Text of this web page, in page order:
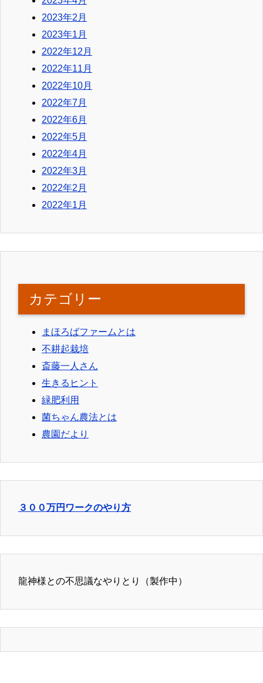
2023年2月
2023年1月
2022年12月
2022年11月
2022年10月
2022年7月
2022年6月
2022年5月
2022年4月
2022年3月
2022年2月
2022年1月
カテゴリー
まほろばファームとは
不耕起栽培
斎藤一人さん
生きるヒント
緑肥利用
菌ちゃん農法とは
農園だより
３００万円ワークのやり方
龍神様との不思議なやりとり（製作中）